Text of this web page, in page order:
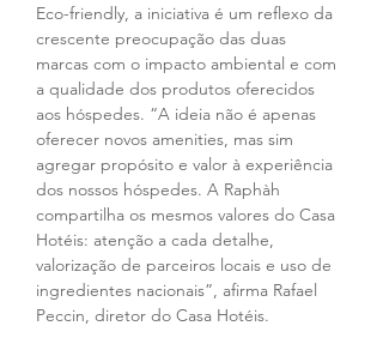
Eco-friendly, a iniciativa é um reflexo da
crescente preocupação das duas
marcas com o impacto ambiental e com
a qualidade dos produtos oferecidos
aos hóspedes. “A ideia não é apenas
oferecer novos amenities, mas sim
agregar propósito e valor à experiência
dos nossos hóspedes. A Raphàh
compartilha os mesmos valores do Casa
Hotéis: atenção a cada detalhe,
valorização de parceiros locais e uso de
ingredientes nacionais”, afirma Rafael
Peccin, diretor do Casa Hotéis.